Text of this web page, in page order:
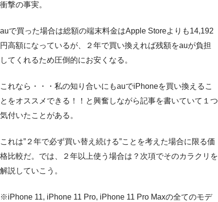
衝撃の事実。
auで買った場合は総額の端末料金はApple Storeよりも14,192
円高額になっているが、２年で買い換えれば残額をauが負担
してくれるため圧倒的にお安くなる。
これなら・・・私の知り合いにもauでiPhoneを買い換えるこ
とをオススメできる！！と興奮しながら記事を書いていて１つ
気付いたことがある。
これは”２年で必ず買い替え続ける”ことを考えた場合に限る価
格比較だ。では、２年以上使う場合は？次項でそのカラクリを
解説していこう。
※iPhone 11, iPhone 11 Pro, iPhone 11 Pro Maxの全てのモデ